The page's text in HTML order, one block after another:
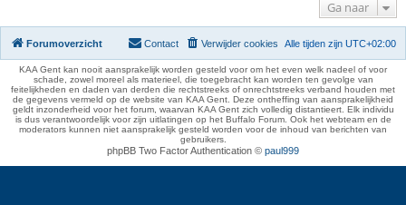
Ga naar
Forumoverzicht Alle tijden zijn UTC+02:00
Verwijder cookies
Contact
KAA Gent kan nooit aansprakelijk worden gesteld voor om het even welk nadeel of voor
schade, zowel moreel als materieel, die toegebracht kan worden ten gevolge van
feitelijkheden en daden van derden die rechtstreeks of onrechtstreeks verband houden met
de gegevens vermeld op de website van KAA Gent. Deze ontheffing van aansprakelijkheid
geldt inzonderheid voor het forum, waarvan KAA Gent zich volledig distantieert. Elk individu
is dus verantwoordelijk voor zijn uitlatingen op het Buffalo Forum. Ook het webteam en de
moderators kunnen niet aansprakelijk gesteld worden voor de inhoud van berichten van
gebruikers.
phpBB Two Factor Authentication © paul999